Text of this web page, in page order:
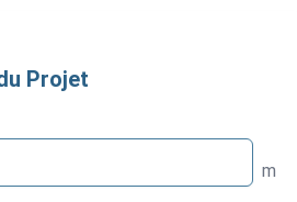
Projet
m